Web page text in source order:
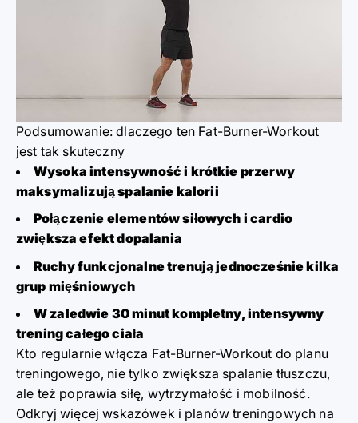
Podsumowanie: dlaczego ten Fat-Burner-Workout
jest tak skuteczny
Wysoka intensywność i krótkie przerwy
maksymalizują spalanie kalorii
Połączenie elementów siłowych i cardio
zwiększa efekt dopalania
Ruchy funkcjonalne trenują jednocześnie kilka
grup mięśniowych
W zaledwie 30 minut kompletny, intensywny
trening całego ciała
Kto regularnie włącza Fat-Burner-Workout do planu
treningowego, nie tylko zwiększa spalanie tłuszczu,
ale też poprawia siłę, wytrzymałość i mobilność.
Odkryj więcej wskazówek i planów treningowych na